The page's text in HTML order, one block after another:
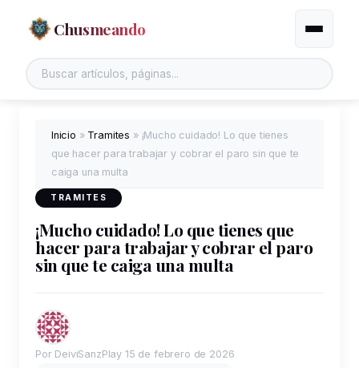
Chusmeando Alternar
Inicio » Tramites » ¡Mucho cuidado! Lo que tienes
que hacer para trabajar y cobrar el paro sin que te
caiga una multa
TRAMITES
¡Mucho cuidado! Lo que tienes que
hacer para trabajar y cobrar el paro
sin que te caiga una multa
Por DeiviSanzPlay 15 de febrero de 2026